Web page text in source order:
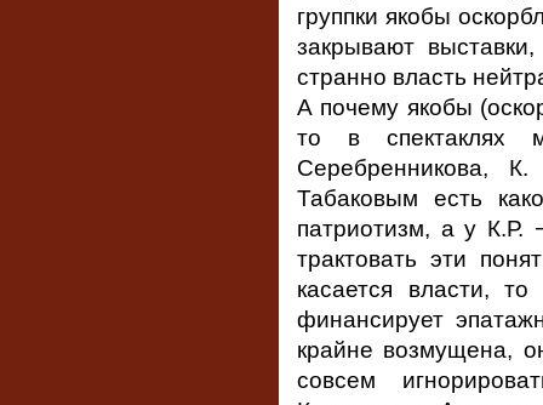
группки якобы
закрывают
странно власть
А почему якобы
то в спектаклях
Серебренникова,
Табаковым есть
патриотизм, а у К.Р.
трактовать эти
касается власти,
финансирует
крайне возмущена,
совсем